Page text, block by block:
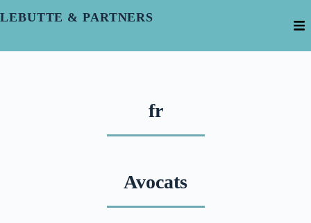
LEBUTTE & PARTNERS
fr
Avocats